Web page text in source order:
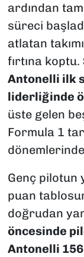
ardından
süreci
atlatan
fırtına koptu.
Antonelli ilk
liderliğinde
üste gelen
Formula 1
Genç pilotun
puan
doğrudan
öncesinde
Antonelli